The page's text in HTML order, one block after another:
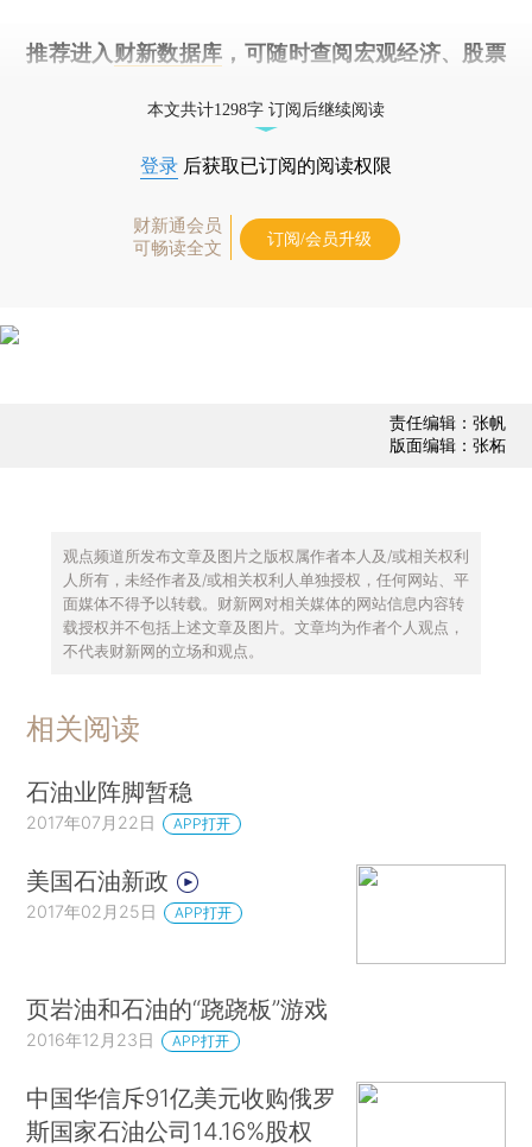
推荐进入 财新数据库 ，可随时查阅宏观经济、股票
本文共计1298字 订阅后继续阅读
登录 后获取已订阅的阅读权限
财新通会员
可畅读全文
订阅/会员升级
责任编辑：张帆
版面编辑：张柘
观点频道所发布文章及图片之版权属作者本人及/或相关权利
人所有，未经作者及/或相关权利人单独授权，任何网站、平
面媒体不得予以转载。财新网对相关媒体的网站信息内容转
载授权并不包括上述文章及图片。文章均为作者个人观点，
不代表财新网的立场和观点。
相关阅读
石油业阵脚暂稳
2017年07月22日 APP打开
美国石油新政
2017年02月25日 APP打开
页岩油和石油的“跷跷板”游戏
2016年12月23日 APP打开
中国华信斥91亿美元收购俄罗
斯国家石油公司14.16%股权